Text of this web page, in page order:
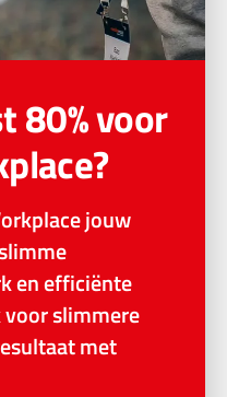
80% voor
jouw
en efficiënte
slimmere
met